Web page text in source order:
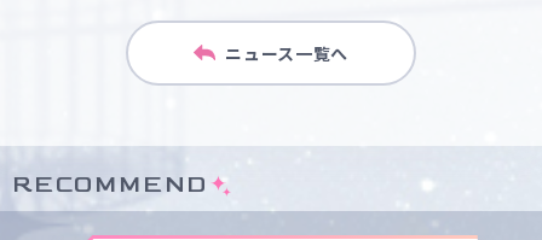
ニュース一覧へ
RECOMMEND